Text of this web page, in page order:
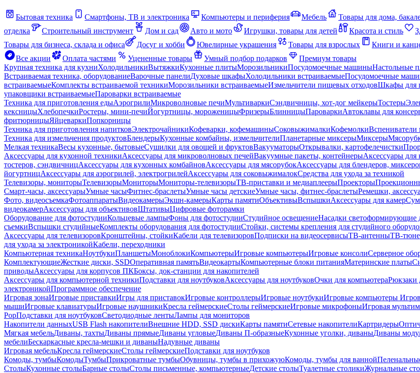
Бытовая техника Смартфоны, ТВ и электроника Компьютеры и периферия Мебель Товары для дома,
отделка
Строительный инструмент Дом и сад Авто и мото Игрушки, товары для детей Красота и стиль
Товары для бизнеса, склада и офиса
Досуг и хобби Ювелирные украшения Товары для взрослых Книги и
Все акции
Оплата частями Уцененные товары Умный подбор подарков
Премиум товары
Крупная техника для кухниХолодильникиВытяжкиКухонные плитыМорозильникиПосудомоечные машиныНастольные
Встраиваемая техника, оборудованиеВарочные панелиДуховые шкафыХолодильники встраиваемыеПосудомоечные
встраиваемыеКомплекты встраиваемой техникиМорозильники встраиваемыеИзмельчители пищевых отходовШкафы для
упаковщики встраиваемыеПароварки встраиваемые
Техника для приготовления едыАэрогрилиМикроволновые печиМультиваркиСэндвичницы, хот-дог мейкерыТостеры
кексницыХлебопечкиРостеры, мини-печиЙогуртницы, мороженицыФризерыБлинницыПароваркиАвтоклавы для
фритюрницыЯйцеваркиПопкорницы
Техника для приготовления напитковЭлектрочайникиКофеварки, кофемашиныСоковыжималкиКофемолкиВспениватели
Техника для измельчения продуктовБлендерыКухонные комбайны, измельчителиПланетарные миксерыМиксеры
Мелкая техникаВесы кухонные, бытовыеСушилки для овощей и фруктовВакууматорыОткрывалки, картофелечистки
Аксессуары для кухонной техникиАксессуары для микроволновых печейВакуумные пакеты, контейнерыАксессуары
тостеров, сэндвичницАксессуары для кухонных комбайновАксессуары для мясорубокАксессуары для блендеров,
йогуртницАксессуары для аэрогрилей, электрогрилейАксессуары для соковыжималокСредства для ухода за техникой
Телевизоры, мониторыТелевизорыМониторыМониторы-телевизорыТВ-приставки и медиаплеерыПроекторы
Смарт-часы, аксессуарыУмные часыФитнес-браслетыУмные часы детскиеУмные часы, фитнес-браслетыРемешки,
Фото, видеосъемкаФотоаппаратыВидеокамерыЭкшн-камерыКарты памятиОбъективыВспышкиАксессуары для камер
видеокамерАксессуары для объективовШтативыЦифровые фоторамки
Оборудование для фотостудииКольцевые лампыФоны для фотостудииСтудийное освещениеНасадки светоформирующие
съемкиВспышки студийныеКомплекты оборудования для фотостудииСтойки, системы крепления для студийного
Аксессуары для телевизоровКронштейны, стойкиКабели для телевизоровПодписки на видеосервисыТВ-антенныТВ-
для ухода за электроникойКабели, переходники
Компьютерная техникаНоутбукиПланшетыМоноблокиКомпьютерыИгровые компьютерыИгровые консолиСерверное
КомплектующиеЖесткие диски, SSDОперативная памятьВидеокартыКомпьютерные блоки питанияМатеринские платы
приводыАксессуары для корпусов ПКБоксы, док-станции для накопителей
Аксессуары для компьютерной техникиПодставки для ноутбуковАксессуары для ноутбуковОчки для компьютераРюкзаки
электроникойПрограммное обеспечение
Игровая зонаИгровые приставкиИгры для приставокИгровые контроллерыИгровые ноутбукиИгровые компьютеры
мышиИгровые клавиатурыИгровые наушникиКресла геймерскиеСтолы геймерскиеИгровые микрофоныИгровая
PopПодставки для ноутбуковСветодиодные лентыЛампы для мониторов
Накопители данныхUSB Flash накопителиВнешние HDD, SSD дискиКарты памятиСетевые накопителиКартридеры
Мягкая мебельДиваны, тахтыДиваны прямыеДиваны угловыеДиваны П-образныеКухонные уголки, диваныДиваны
мебелиБескаркасные кресла-мешки и диваныНадувные диваны
Игровая мебельКресла геймерскиеСтолы геймерскиеПодставки для ноутбуков
Комоды, тумбыКомодыТумбыПрикроватные тумбыОбувницы, тумбы в прихожуюКомоды, тумбы для ванной
СтолыКухонные столыБарные столыСтолы письменные, компьютерныеДетские столыТуалетные столикиЖурнальные